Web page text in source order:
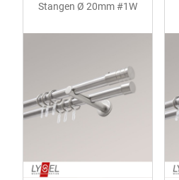
Stangen Ø 20mm #1W